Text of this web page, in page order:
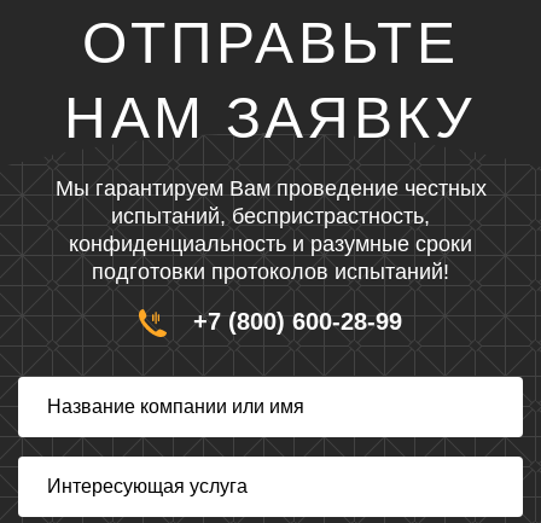
ОТПРАВЬТЕ
НАМ ЗАЯВКУ
Мы гарантируем Вам проведение честных
испытаний, беспристрастность,
конфиденциальность и разумные сроки
подготовки протоколов испытаний!
+7 (800) 600-28-99